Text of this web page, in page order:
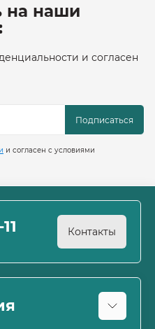
на наши
и согласен
Подписаться
и согласен с условиями
Контакты